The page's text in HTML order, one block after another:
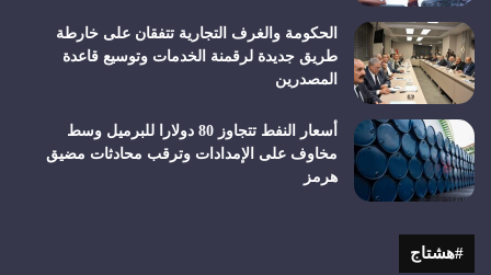
الحكومة والغرف التجارية تتفقان على خارطة
طريق جديدة لرقمنة الخدمات وتوسيع قاعدة
المصدرين
أسعار النفط تتجاوز 80 دولارا للبرميل وسط
مخاوف على الإمدادات وترقب محادثات مضيق
هرمز
#هشتاج